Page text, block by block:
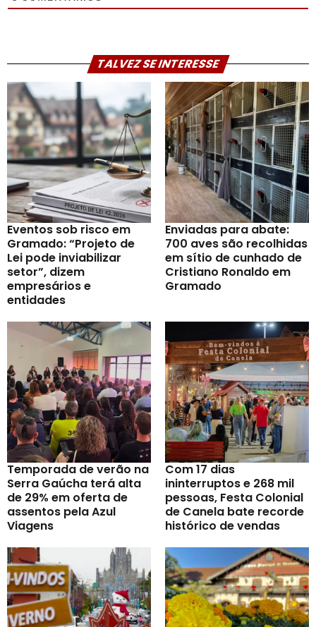
TALVEZ SE INTERESSE
Eventos sob risco em
Gramado: “Projeto de
Lei pode inviabilizar
setor”, dizem
empresários e
entidades
Enviadas para abate:
700 aves são recolhidas
em sítio de cunhado de
Cristiano Ronaldo em
Gramado
Temporada de verão na
Serra Gaúcha terá alta
de 29% em oferta de
assentos pela Azul
Viagens
Com 17 dias
ininterruptos e 268 mil
pessoas, Festa Colonial
de Canela bate recorde
histórico de vendas